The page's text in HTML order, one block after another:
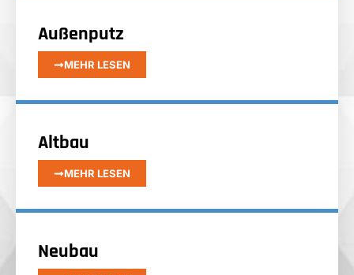
Außenputz
MEHR LESEN
Altbau
MEHR LESEN
Neubau